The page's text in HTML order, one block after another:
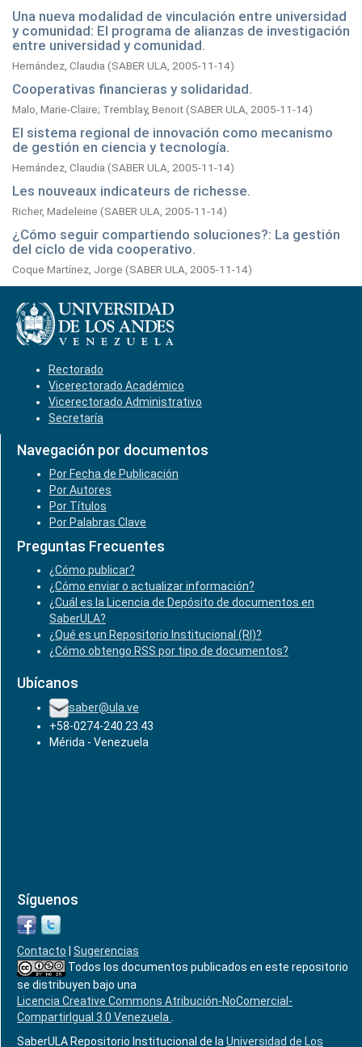
Una nueva modalidad de vinculación entre universidad
y comunidad: El programa de alianzas de investigación
entre universidad y comunidad.
Hernández, Claudia (SABER ULA, 2005-11-14)
Cooperativas financieras y solidaridad.
Malo, Marie-Claire; Tremblay, Benoit(SABER ULA, 2005-11-14)
El sistema regional de innovación como mecanismo
de gestión en ciencia y tecnología.
Hernández, Claudia (SABER ULA, 2005-11-14)
Les nouveaux indicateurs de richesse.
Richer, Madeleine (SABER ULA, 2005-11-14)
¿Cómo seguir compartiendo soluciones?: La gestión
del ciclo de vida cooperativo.
Coque Martínez, Jorge (SABER ULA, 2005-11-14)
Rectorado
Vicerectorado Académico
Vicerectorado Administrativo
Secretaría
Navegación por documentos
Por Fecha de Publicación
Por Autores
Por Títulos
Por Palabras Clave
Preguntas Frecuentes
¿Cómo publicar?
¿Cómo enviar o actualizar información?
¿Cuál es la Licencia de Depósito de documentos en
SaberULA?
¿Qué es un Repositorio Institucional (RI)?
¿Cómo obtengo RSS por tipo de documentos?
Ubícanos
saber@ula.ve
+58-0274-240.23.43
Mérida - Venezuela
Síguenos
Contacto
Sugerencias
Todos los documentos publicados en este repositorio
se distribuyen bajo una
Licencia Creative Commons Atribución-NoComercial-
CompartirIgual 3.0 Venezuela
SaberULA Repositorio Institucional de la Universidad de Los